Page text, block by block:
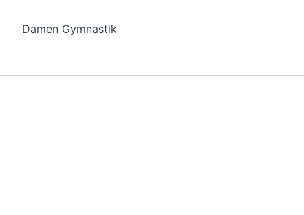
Damen Gymnastik